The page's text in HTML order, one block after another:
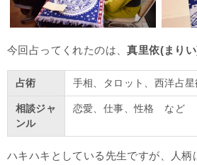
今回占ってくれたのは、真里依(まり
占術 手相、タロット、西洋占
相談ジャ
ンル
恋愛、仕事、性格 など
ハキハキとしている先生ですが、人柄